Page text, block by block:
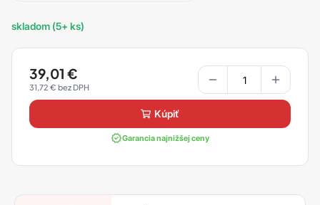
skladom (5+ ks)
39,01 €
31,72 €
kúpiť
Garancia najnižšej ceny